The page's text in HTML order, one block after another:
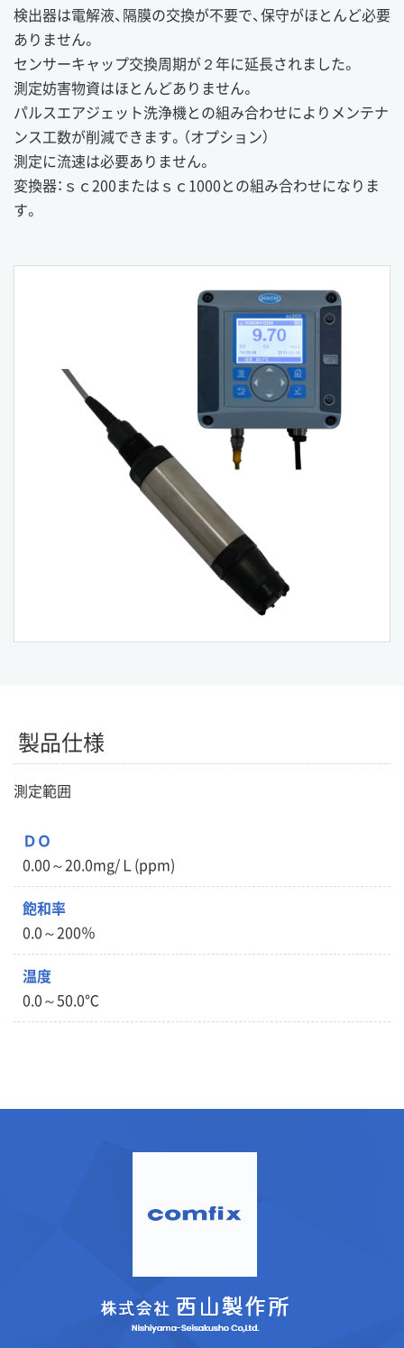
検出器は電解液、隔膜の交換が不要で、保守がほとんど必要
ありません。
センサーキャップ交換周期が２年に延長されました。
測定妨害物資はほとんどありません。
パルスエアジェット洗浄機との組み合わせによりメンテナ
ンス工数が削減できます。（オプション）
測定に流速は必要ありません。
変換器：ｓｃ200またはｓｃ1000との組み合わせになりま
す。
製品仕様
測定範囲
ＤＯ
0.00～20.0mg/Ｌ(ppm)
飽和率
0.0～200％
温度
0.0～50.0℃